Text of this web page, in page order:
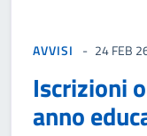
AVVISI 24 FEB
Iscrizioni
anno